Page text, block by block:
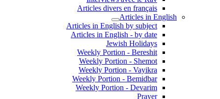
Articles divers en français
Articles in English
Articles in English by subject
Articles in English - by date
Jewish Holidays
Weekly Portion - Bereshit
Weekly Portion - Shemot
Weekly Portion - Vayikra
Weekly Portion - Bemidbar
Weekly Portion - Devarim
Prayer